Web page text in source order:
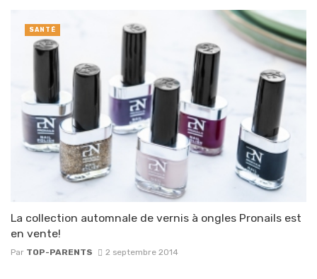
La collection automnale de vernis à ongles Pronails est
en vente!
Par TOP-PARENTS 2 septembre 2014
SANTÉ